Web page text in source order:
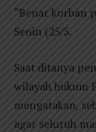
“Benar korban
Senin (25/5.
Saat ditanya
wilayah hukum
mengatakan,
agar seluruh